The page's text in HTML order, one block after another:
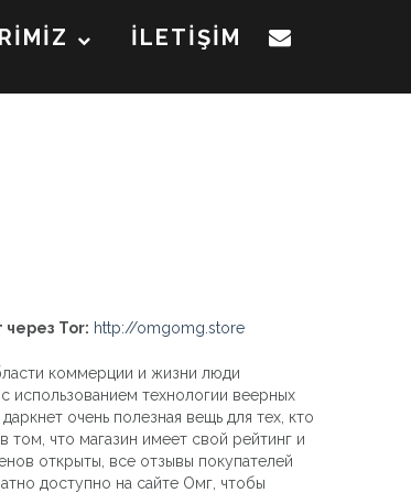
İLETİŞİM
через Tor: http://omgomg.store
коммерции и жизни люди
технологии веерных
очень полезная вещь для тех, кто
том, что магазин имеет свой рейтинг и
открыты, все отзывы покупателей
доступно на сайте Омг, чтобы